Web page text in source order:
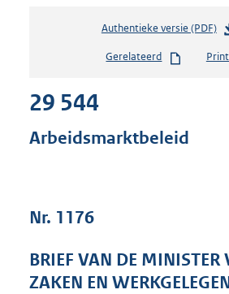
Authentieke versie (PDF)b
s
e
:
Gerelateerd
29 544
Arbeidsmarktbeleid
Nr. 1176
BRIEF VAN DE MINISTER
ZAKEN EN